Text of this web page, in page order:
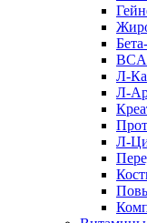
Л-
Л-
Л-